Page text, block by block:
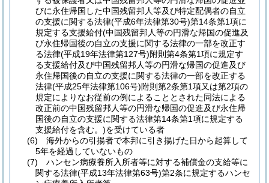
びに永住帰国した中国残留邦人等及び特定配偶者の自立
の支援に関する法律(平成6年法律第30号)第14条第1項に
規定する支援給付(中国残留邦人等の円滑な帰国の促進及
び永住帰国後の自立の支援に関する法律の一部を改正す
る法律(平成19年法律第127号)附則第4条第1項に規定す
る支援給付及び中国残留邦人等の円滑な帰国の促進及び
永住帰国後の自立の支援に関する法律の一部を改正する
法律(平成25年法律第106号)附則第2条第1項又は第2項の
規定によりなお従前の例によることとされた同法による
改正前の中国残留邦人等の円滑な帰国の促進及び永住帰
国後の自立の支援に関する法律第14条第1項に規定する
支援給付を含む。)を受けている者
(6)
海外からの引揚者で本邦に引き揚げた日から起算して
5年を経過していないもの
(7)
ハンセン病療養所入所者等に対する補償金の支給等に
関する法律(平成13年法律第63号)第2条に規定するハンセ